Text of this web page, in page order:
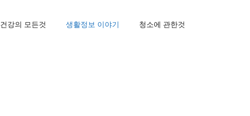
건강의 모든것 생활정보 이야기 청소에 관한것